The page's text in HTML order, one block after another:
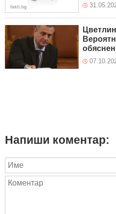
Напиши коментар: